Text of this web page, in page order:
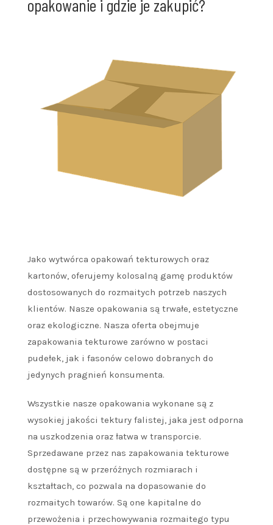
opakowanie i gdzie je zakupić?
Jako wytwórca opakowań tekturowych oraz
kartonów, oferujemy kolosalną gamę produktów
dostosowanych do rozmaitych potrzeb naszych
klientów. Nasze opakowania są trwałe, estetyczne
oraz ekologiczne. Nasza oferta obejmuje
zapakowania tekturowe zarówno w postaci
pudełek, jak i fasonów celowo dobranych do
jedynych pragnień konsumenta.
Wszystkie nasze opakowania wykonane są z
wysokiej jakości tektury falistej, jaka jest odporna
na uszkodzenia oraz łatwa w transporcie.
Sprzedawane przez nas zapakowania tekturowe
dostępne są w przeróżnych rozmiarach i
kształtach, co pozwala na dopasowanie do
rozmaitych towarów. Są one kapitalne do
przewożenia i przechowywania rozmaitego typu